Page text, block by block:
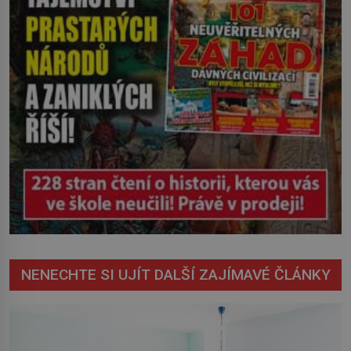
NENECHTE SI UJÍT DALŠÍ ZAJÍMAVÉ ČLÁNKY